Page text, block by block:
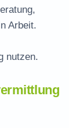
Arbeit.
nutzen.